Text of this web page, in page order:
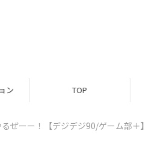
ン TOP
ぜーー！【デジデジ90/ゲーム部＋】